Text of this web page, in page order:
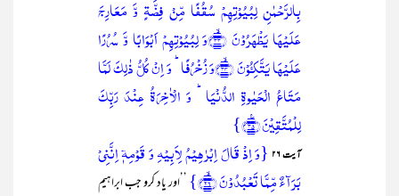
بِالرَّحۡمٰنِ لِبُیُوۡتِہِمۡ سُقُفًا مِّنۡ فِضَّۃٍ وَّ مَعَارِجَ
عَلَیۡہَا یَظۡہَرُوۡنَ ﴿ۙ۳۳﴾وَ لِبُیُوۡتِہِمۡ اَبۡوَابًا وَّ سُرُرًا
عَلَیۡہَا یَتَّکِـُٔوۡنَ ﴿ۙ۳۴﴾وَ زُخۡرُفًا ؕ وَ اِنۡ کُلُّ ذٰلِکَ لَمَّا
مَتَاعُ الۡحَیٰوۃِ الدُّنۡیَا ؕ وَ الۡاٰخِرَۃُ عِنۡدَ رَبِّکَ
لِلۡمُتَّقِیۡنَ ﴿٪۳۵﴾}
آیت ۲۶
{وَ اِذۡ قَالَ اِبۡرٰہِیۡمُ لِاَبِیۡہِ وَ قَوۡمِہٖۤ اِنَّنِیۡ
بَرَآءٌ مِّمَّا تَعۡبُدُوۡنَ ﴿ۙ۲۶﴾}
’’اور یاد کرو جب ابراہیم